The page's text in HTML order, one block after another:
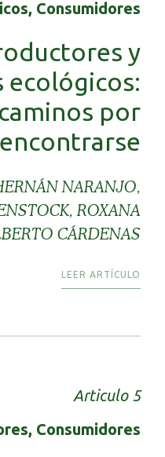
Consumidores
y
ecológicos:
por
encontrarse
NARANJO,
ROXANA
CÁRDENAS
LEER ARTÍCULO
Articulo 5
Consumidores